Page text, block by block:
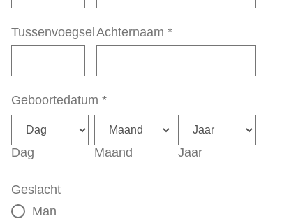
Tussenvoegsel Achternaam *
Geboortedatum *
Dag Maand Jaar
Geslacht
Man